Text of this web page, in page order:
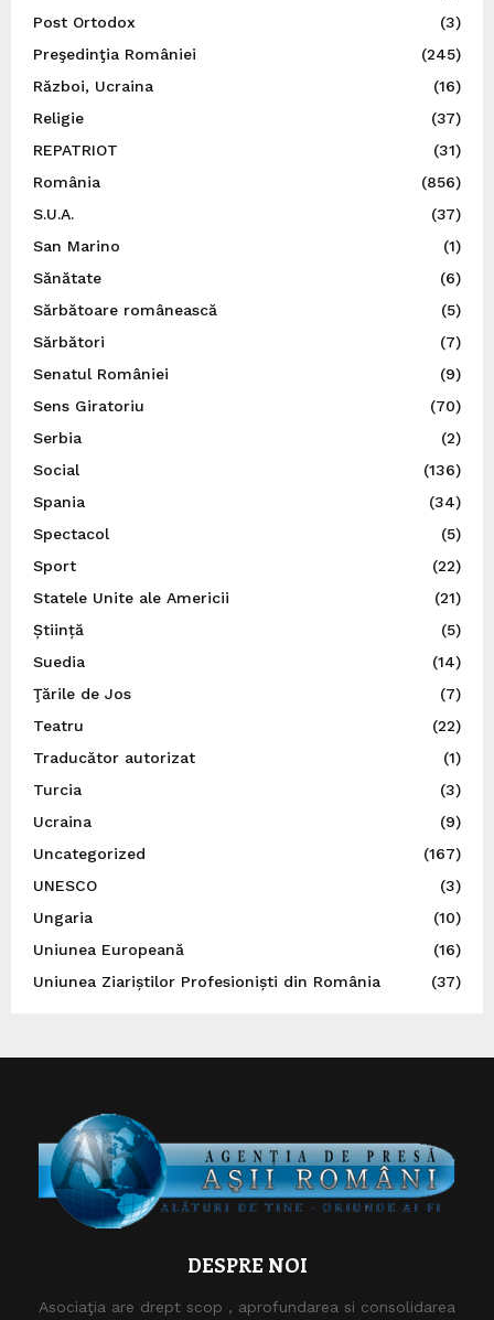
Post Ortodox
(3)
Preşedinţia României
(245)
Război, Ucraina
(16)
Religie
(37)
REPATRIOT
(31)
România
(856)
S.U.A.
(37)
San Marino
(1)
Sănătate
(6)
Sărbătoare românească
(5)
Sărbători
(7)
Senatul României
(9)
Sens Giratoriu
(70)
Serbia
(2)
Social
(136)
Spania
(34)
Spectacol
(5)
Sport
(22)
Statele Unite ale Americii
(21)
Știință
(5)
Suedia
(14)
Ţările de Jos
(7)
Teatru
(22)
Traducător autorizat
(1)
Turcia
(3)
Ucraina
(9)
Uncategorized
(167)
UNESCO
(3)
Ungaria
(10)
Uniunea Europeană
(16)
Uniunea Ziariștilor Profesioniști din România
(37)
DESPRE NOI
Asociaţia are drept scop , aprofundarea si consolidarea